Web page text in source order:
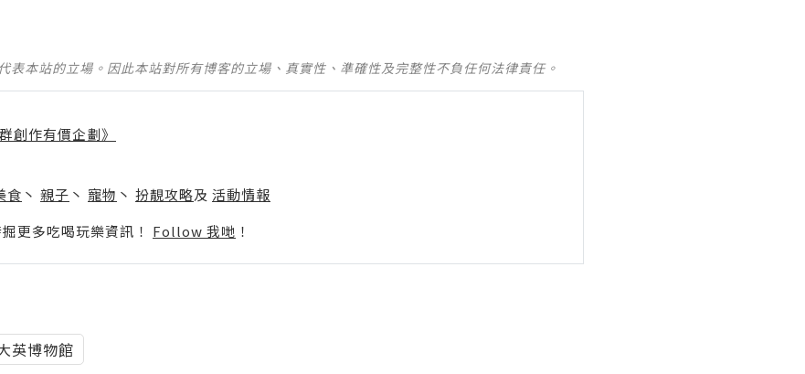
表本站的立場。因此本站對所有博客的立場、真實性、準確性及完整性不負任何法律責任。
創作有價企劃》
食 丶 親子 丶 寵物 丶 扮靚攻略及 活動情報
更多吃喝玩樂資訊！ Follow 我哋 ！
英博物館